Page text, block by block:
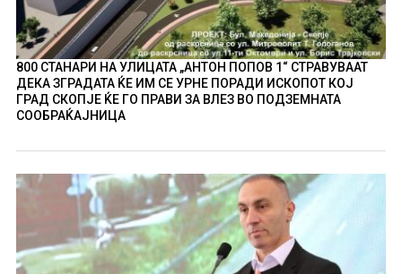
800 СТАНАРИ НА УЛИЦАТА „АНТОН ПОПОВ 1“ СТРАВУВААТ
ДЕКА ЗГРАДАТА ЌЕ ИМ СЕ УРНЕ ПОРАДИ ИСКОПОТ КОЈ
ГРАД СКОПЈЕ ЌЕ ГО ПРАВИ ЗА ВЛЕЗ ВО ПОДЗЕМНАТА
СООБРАЌАЈНИЦА